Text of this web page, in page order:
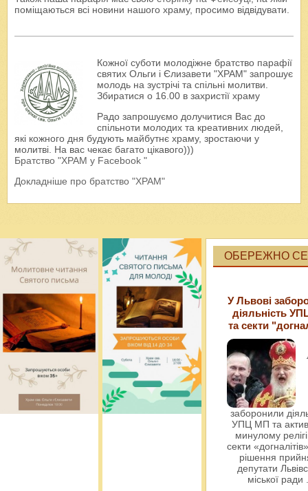
поміщаються всі новини нашого храму, просимо відвідувати.
Кожної суботи молодіжне братство парафії
святих Ольги і Єлизавети "ХРАМ" запрошує
молодь на зустрічі та спільні молитви.
Збиратися о 16.00 в захристії храму
Радо запрошуємо долучитися Вас до
спільноти молодих та креативних людей,
які кожного дня будують майбутнє храму, зростаючи у
молитві. На вас чекає багато цікавого)))
Братство "ХРАМ у Facebook "
Докладніше про братство "ХРАМ"
ОБЕРЕЖНО
У Львові
діяльність
та секти
заборонили
УПЦ МП та
минулому
секти
рішення
депутати
міської ради